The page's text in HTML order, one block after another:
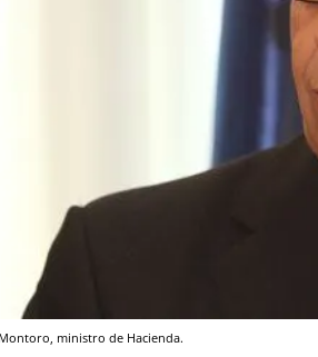
ministro de Hacienda.